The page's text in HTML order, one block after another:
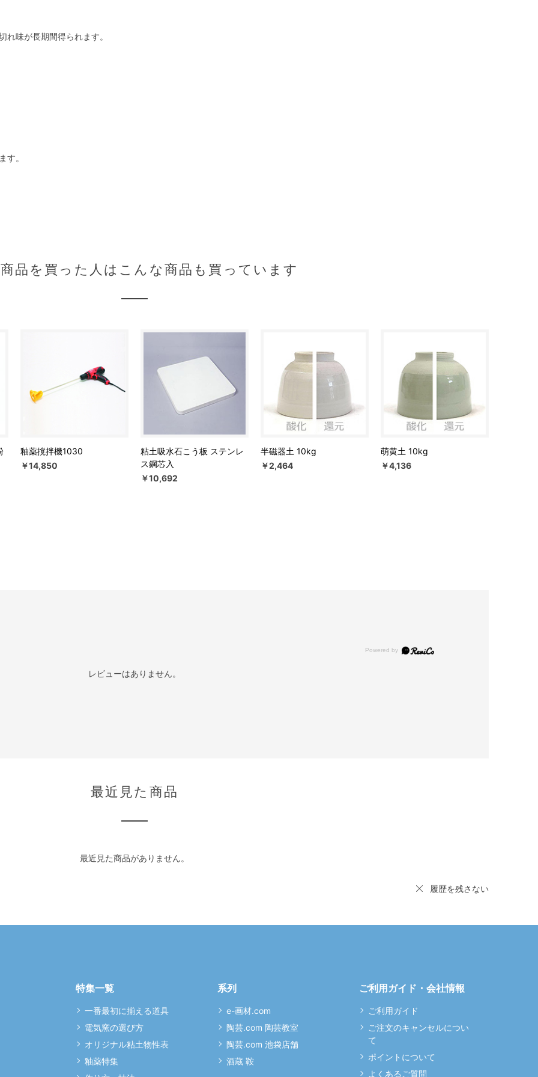
味が長期間得られます。
す。
品を買った人はこんな商品も買っています
釉薬撹拌機1030
￥14,850
粘土吸水石こう板 ステンレ
ス鋼芯入
￥10,692
半磁器土 10kg
￥2,464
萌黄土 10kg
￥4,136
レビューはありません。
最近見た商品
最近見た商品がありません。
履歴を残さない
特集一覧
一番最初に揃える道具
電気窯の選び方
オリジナル粘土物性表
釉薬特集
系列
e-画材.com
陶芸.com 陶芸教室
陶芸.com 池袋店舗
酒蔵 鞍
ご利用ガイド・会社情報
ご利用ガイド
ご注文のキャンセルについ
て
ポイントについて
よくあるご質問